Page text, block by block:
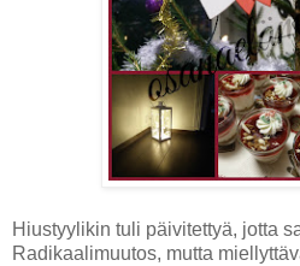
Hiustyylikin tuli päivitettyä, jotta
Radikaalimuutos, mutta